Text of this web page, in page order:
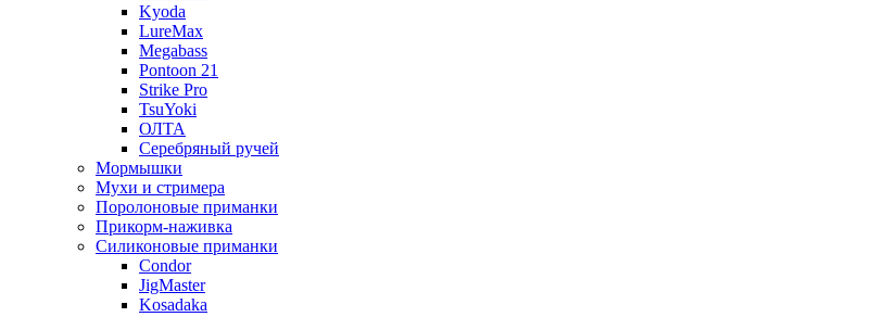
Kyoda
LureMax
Megabass
Pontoon 21
Strike Pro
TsuYoki
ОЛТА
Серебряный ручей
Мормышки
Мухи и стримера
Поролоновые приманки
Прикорм-наживка
Силиконовые приманки
Condor
JigMaster
Kosadaka